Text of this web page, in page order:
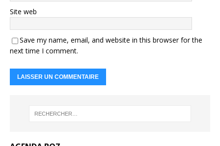
Site web
Save my name, email, and website in this browser for the
next time I comment.